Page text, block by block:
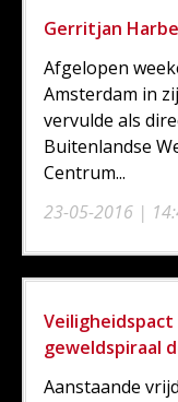
Gerritjan
23-05-2016 |
Afgelopen
Amsterdam in
vervulde als
Buitenlandse
Centrum...
geweldspiraal
Aanstaande